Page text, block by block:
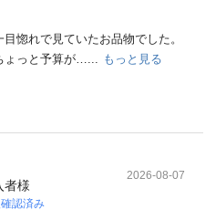
惚れで見ていたお品物でした。
ょっと予算が…... もっと見る
者様
認済み
2026-08-07